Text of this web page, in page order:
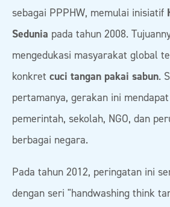
sebagai PPPHW, memulai inisiatif
Sedunia pada tahun 2008.
mengedukasi masyarakat global
konkret cuci tangan pakai sabun.
pertamanya, gerakan ini
pemerintah, sekolah, NGO, dan
berbagai negara.
Pada tahun 2012, peringatan ini
dengan seri "handwashing think